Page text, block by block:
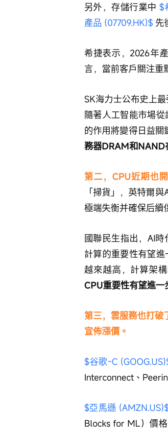
另外，存儲行業中 $
產品 (07709.HK)$ 先
希捷表示，2026年
言，當前客戶關注重
SK海力士公布史上
隨著人工智能市場
的作用將變得日益關
務器DRAM和NAND
第二，CPU近期也
「掃貨」，英特爾
極端失衡并確保后續
國聯民生指出，AI
計算的重要性有望
越來越高，計算架
CPU重要性有望進一
第三，雲服務也打
宣佈漲價。
$谷歌-C
Interconnect、
$亞馬遜
Blocks for ML）價